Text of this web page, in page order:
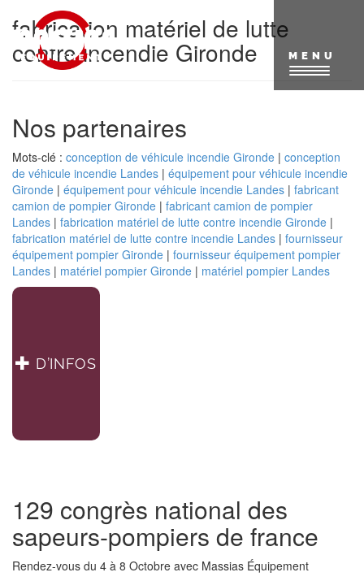
contenu
principal
MENU
fabrication matériel de lutte
contre incendie Gironde
Nos partenaires
Mots-clé : conception de véhicule incendie Gironde | conception
de véhicule incendie Landes | équipement pour véhicule incendie
Gironde | équipement pour véhicule incendie Landes | fabricant
camion de pompier Gironde | fabricant camion de pompier
Landes | fabrication matériel de lutte contre incendie Gironde |
fabrication matériel de lutte contre incendie Landes | fournisseur
équipement pompier Gironde | fournisseur équipement pompier
Landes | matériel pompier Gironde | matériel pompier Landes
D’INFOS
129 congrès national des
sapeurs-pompiers de france
Rendez-vous du 4 à 8 Octobre avec Massias Équipement